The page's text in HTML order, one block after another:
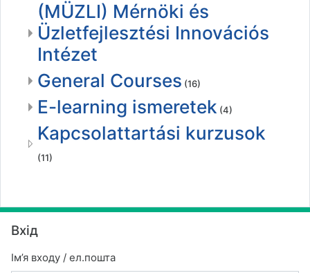
(MÜZLI) Mérnöki és
Üzletfejlesztési Innovációs
Intézet
General Courses (16)
E-learning ismeretek (4)
Kapcsolattartási kurzusok
(11)
Пропустити Вхід
Вхід
Ім’я входу / ел.пошта